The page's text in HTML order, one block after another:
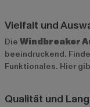
Vielfalt und
Die Windbreaker
beeindruckend.
Funktionales. Hier
Qualität und